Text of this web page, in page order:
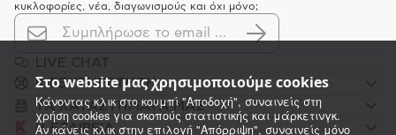
Στο website μας χρησιμοποιούμε cookies
Κάνοντας κλικ στο κουμπί "Αποδοχή", συναινείς στη
χρήση cookies για σκοπούς στατιστικής και μάρκετινγκ.
Αν κάνεις κλικ στην επιλογή "Απόρριψη", συναινείς μόνο
κυκλοφορίες, νέα, διαγωνισμούς και όχι μόνο;
K ΕΞΥΠΗΡΕΤΗΣΗ
ΤΑ ΚΑΤΑΣΤΗΜΑΤΑ ΜΑΣ
Η ΕΤΑΙΡΕΙΑ